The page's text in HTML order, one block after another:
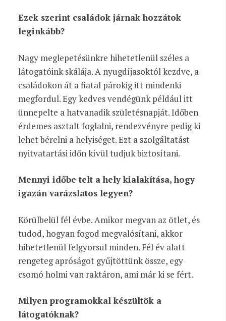
Ezek szerint családok járnak hozzátok
leginkább?
Nagy meglepetésünkre hihetetlenül széles a
látogatóink skálája. A nyugdíjasoktól kezdve, a
családokon át a fiatal párokig itt mindenki
megfordul. Egy kedves vendégünk például itt
ünnepelte a hatvanadik születésnapját. Időben
érdemes asztalt foglalni, rendezvényre pedig ki
lehet bérelni a helyiséget. Ezt a szolgáltatást
nyitvatartási időn kívül tudjuk biztosítani.
Mennyi időbe telt a hely kialakítása, hogy
igazán varázslatos legyen?
Körülbelül fél évbe. Amikor megvan az ötlet, és
tudod, hogyan fogod megvalósítani, akkor
hihetetlenül felgyorsul minden. Fél év alatt
rengeteg apróságot gyűjtöttünk össze, egy
csomó holmi van raktáron, ami már ki se fért.
Milyen programokkal készültök a
látogatóknak?